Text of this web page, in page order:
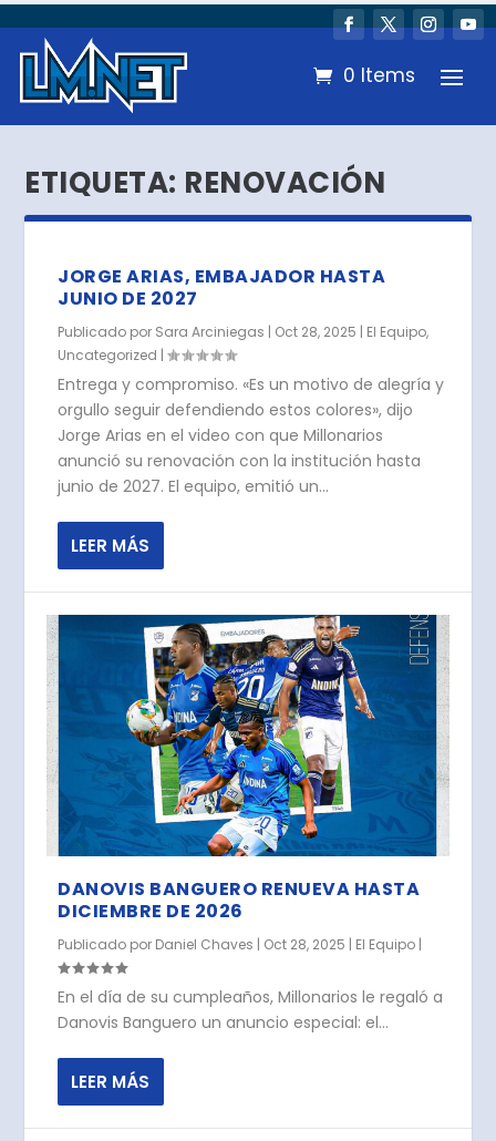
0 Items
ETIQUETA: RENOVACIÓN
JORGE ARIAS, EMBAJADOR HASTA
JUNIO DE 2027
Publicado por Sara Arciniegas | Oct 28, 2025 | El Equipo,
Uncategorized |
Entrega y compromiso. «Es un motivo de alegría y
orgullo seguir defendiendo estos colores», dijo
Jorge Arias en el video con que Millonarios
anunció su renovación con la institución hasta
junio de 2027. El equipo, emitió un...
LEER MÁS
DANOVIS BANGUERO RENUEVA HASTA
DICIEMBRE DE 2026
Publicado por Daniel Chaves | Oct 28, 2025 | El Equipo |
En el día de su cumpleaños, Millonarios le regaló a
Danovis Banguero un anuncio especial: el...
LEER MÁS